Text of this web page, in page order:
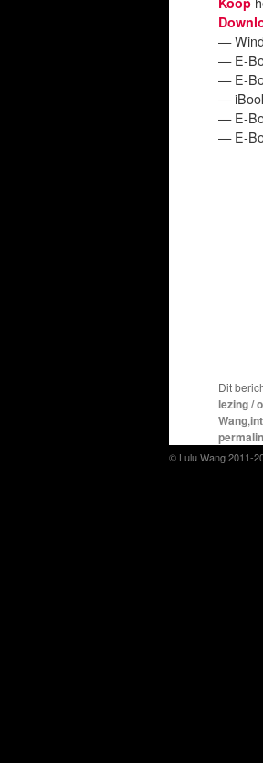
—
— E-
— E-
—
— E-
— E-
Dit
lezing /
Wang,
© Lulu Wang 2011-